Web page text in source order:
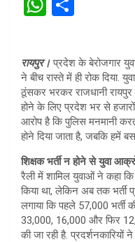
at
s
A
p
p
ar
e
रायपुर। प्रदेश के बेरोजगार
ने बीच रास्ते में ही रोक दिया.
ठूंसकर भरकर राजधानी
होने के लिए प्रदेश भर से हजारों
आरोप है कि पुलिस मनमानी
होने दिया जाता है, जबकि हमें
शिक्षक भर्ती न होने से युवा
रैली में शामिल युवाओं ने कहा कि
किया था, लेकिन अब तक भर्ती
लगाया कि पहले 57,000 भर्ती
33,000, 16,000 और फिर
की जा रही है.